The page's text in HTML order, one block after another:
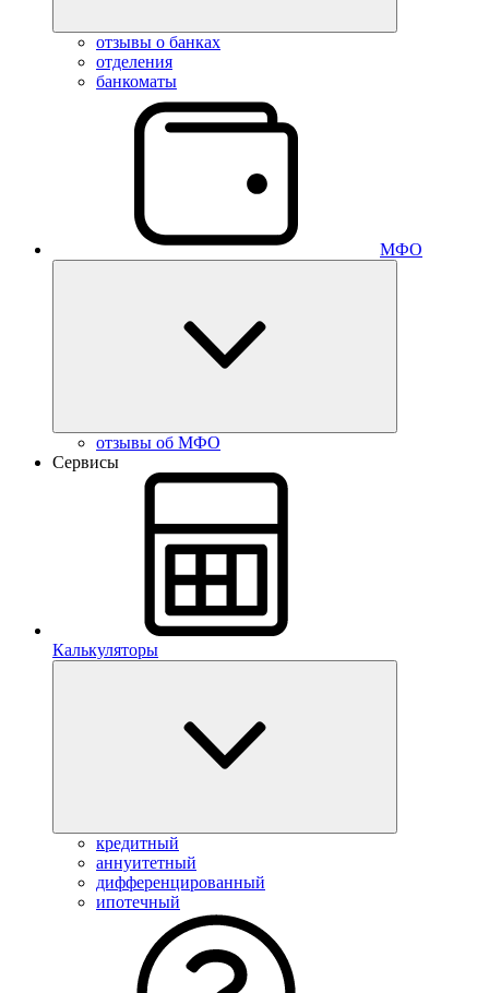
отзывы о банках
отделения
банкоматы
МФО
отзывы об МФО
Сервисы
Калькуляторы
кредитный
аннуитетный
дифференцированный
ипотечный